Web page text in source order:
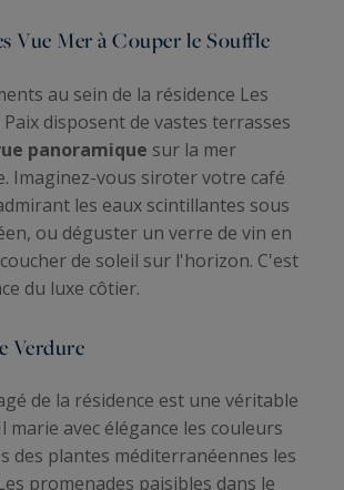
Vue Mer à Couper le Souffle
au sein de la résidence Les
Paix disposent de vastes terrasses
panoramique sur la mer
Imaginez-vous siroter votre café
les eaux scintillantes sous
ou déguster un verre de vin en
de soleil sur l'horizon. C'est
du luxe côtier.
Verdure
de la résidence est une véritable
avec élégance les couleurs
des plantes méditerranéennes les
promenades paisibles dans le